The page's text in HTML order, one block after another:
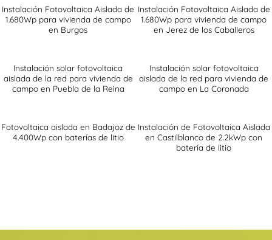
Instalación Fotovoltaica Aislada de
1.680Wp para vivienda de campo
en Burgos
Instalación Fotovoltaica Aislada de
1.680Wp para vivienda de campo
en Jerez de los Caballeros
Instalación solar fotovoltaica
aislada de la red para vivienda de
campo en Puebla de la Reina
Instalación solar fotovoltaica
aislada de la red para vivienda de
campo en La Coronada
Fotovoltaica aislada en Badajoz de
4.400Wp con baterías de litio
Instalación de Fotovoltaica Aislada
en Castilblanco de 2.2kWp con
batería de litio